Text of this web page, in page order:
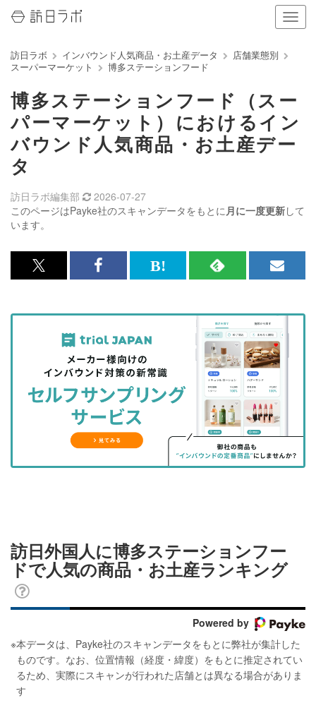
ナ
ビ
ン
の
表
示
え
訪日ラボ インバウンド人気商品・お土産データ
店舗業態別
スーパーマーケット
博多ステーションフード
博多ステーションフード（スー
パーマーケット）におけるイン
バウンド人気商品・お土産デー
タ
このページはPayke社のスキャンデータをもとに月に一度更新して
います。
訪日ラボ編集部 2026-07-27
x<br>
記
を
シ
ェ
る
Facebook<br>
記
事
を
シ
ェ
ア
す
る
は
な
ッ
ク
マ
に
RSS
記
事
を
購
読
す
る
メ
マ
ガ
登
録
す
る
訪日外国人に博多ステーションフー
ドで人気の商品・お土産ランキング
Powered by
※本データは、Payke社のスキャンデータをもとに弊社が集計した
ものです。なお、位置情報（経度・緯度）をもとに推定されてい
るため、実際にスキャンが行われた店舗とは異なる場合がありま
す